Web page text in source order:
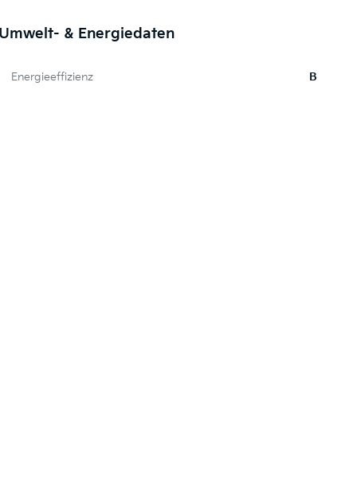
Umwelt- & Energiedaten
Energieeffizienz B